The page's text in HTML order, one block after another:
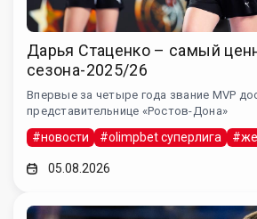
Дарья Стаценко – самый
сезона-2025/26
Впервые за четыре года звание MVP
представительнице «Ростов-Дона»
#новости #olimpbet суперлига
05.08.2026